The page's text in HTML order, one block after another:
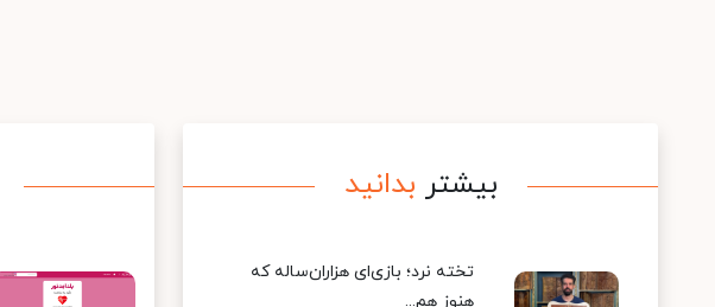
بیشتر بدانید
تخته نرد؛ بازی‌ای هزاران‌ساله که
هنوز هم...